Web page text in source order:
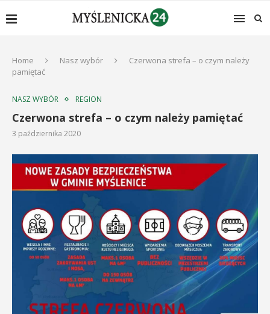
Home Nasz wybór
Czerwona strefa – o czym należy
pamiętać
NASZ WYBÓR REGION
Czerwona strefa – o czym należy pamiętać
3 października 2020